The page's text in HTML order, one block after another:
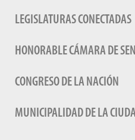
LEGISLATURAS CONECTADAS
HONORABLE CÁMARA DE
CONGRESO DE LA NACIÓN
MUNICIPALIDAD DE LA